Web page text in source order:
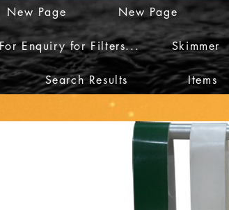
New Page New Page
Enquiry for Filters... Skimmer
Search Results Items